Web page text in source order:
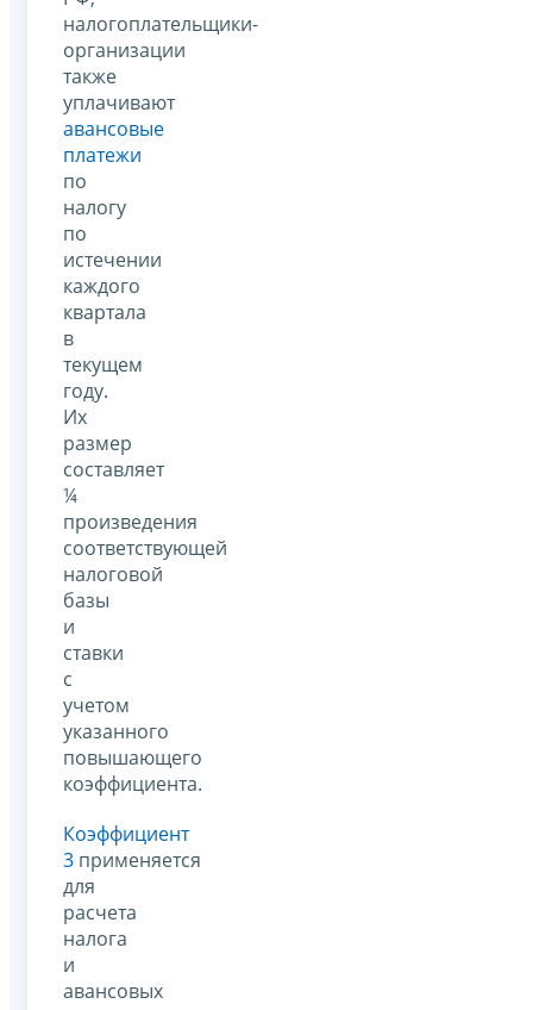
налогоплательщики-
организации
также
уплачивают
авансовые
платежи
по
налогу
по
истечении
каждого
квартала
в
текущем
году.
Их
размер
составляет
¼
произведения
соответствующей
налоговой
базы
и
ставки
с
учетом
указанного
повышающего
коэффициента.
Коэффициент
3 применяется
для
расчета
налога
и
авансовых